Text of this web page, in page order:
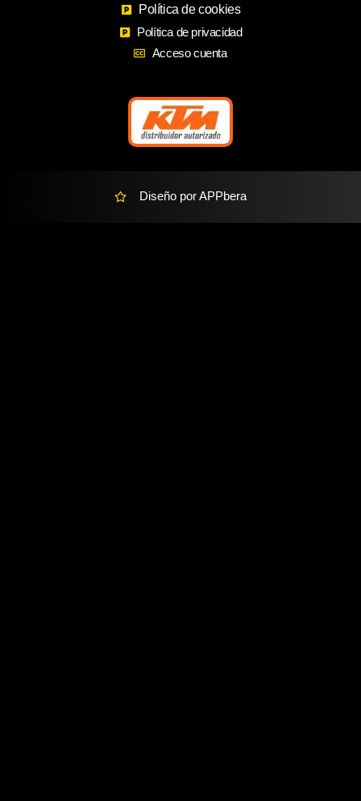
o
o
k
g
r
a
m
a
r
k
e
a
Política de cookies
Política de privacidad
Acceso cuenta
Diseño por APPbera